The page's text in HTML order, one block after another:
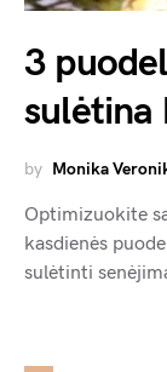
3
sulėtina
by Monika
Optimizuokite
kasdienės
sulėtinti